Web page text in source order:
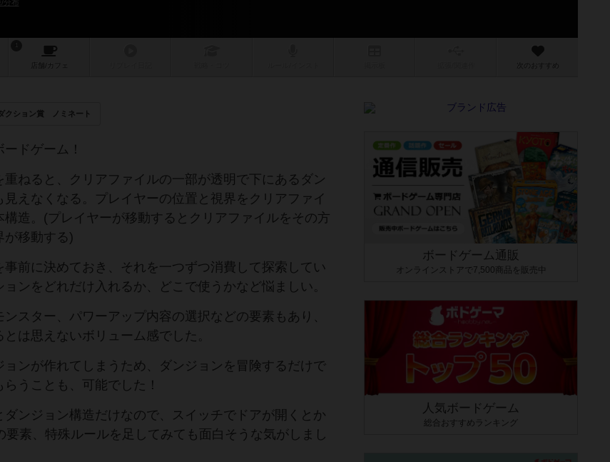
布
店舗/ カフェ 次のおすすめ
クション賞 ノミネート
ドゲーム！
ねると、クリアファイルの一部が透明で下にあるダン
えなくなる。プレイヤーの位置と視界をクリアファイ
造。(プレイヤーが移動するとクリアファイルをその方
が移動する)
前に決めておき、それを一つずつ消費して探索してい
ンをどれだけ入れるか、どこで使うかなど悩ましい。
スター、パワーアップ内容の選択などの要素もあり、
は思えないボリューム感でした。
ンが作れてしまうため、ダンジョンを冒険するだけで
うことも、可能でした！
ンジョン構造だけなので、スイッチでドアが開くとか
要素、特殊ルールを足してみても面白そうな気がしまし
ボードゲーム通販
オンラインストアで7,500商品を販売中
人気ボードゲーム
総合おすすめランキング